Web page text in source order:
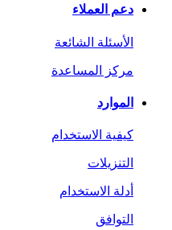
دعم العملاء
الأسئلة الشائعة
مركز المساعدة
الموارد
كيفية الاستخدام
التنزيلات
أدلة الاستخدام
التوافق